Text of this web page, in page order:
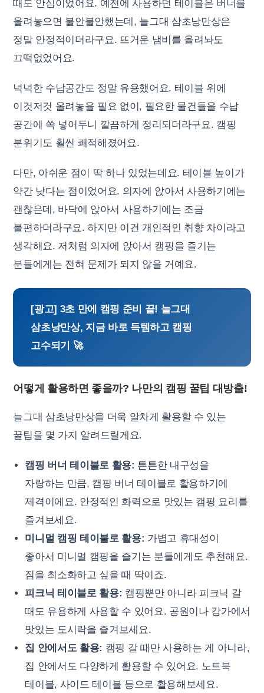
때도 안심이었어요. 예전에 사용하던 테이블은 버너를
올려놓으면 불안불안했는데, 늘그대 삼초낭만상은
정말 안정적이더라구요. 뜨거운 냄비를 올려놔도
끄떡없었어요.
넉넉한 수납공간도 정말 유용했어요. 테이블 위에
이것저것 올려놓을 필요 없이, 필요한 물건들을 수납
공간에 쏙 넣어두니 깔끔하게 정리되더라구요. 캠핑
분위기도 훨씬 쾌적해졌어요.
다만, 아쉬운 점이 딱 하나 있었는데요. 테이블 높이가
약간 낮다는 점이었어요. 의자에 앉아서 사용하기에는
괜찮은데, 바닥에 앉아서 사용하기에는 조금
불편하더라구요. 하지만 이건 개인적인 취향 차이라고
생각해요. 저처럼 의자에 앉아서 캠핑을 즐기는
분들에게는 전혀 문제가 되지 않을 거예요.
[광고] 3초 만에 캠핑 준비 끝! 늘그대
삼초낭만상, 지금 바로 득템하고 캠핑
고수되기 🚀
어떻게 활용하면 좋을까? 나만의 캠핑 꿀팁 대방출!
늘그대 삼초낭만상을 더욱 알차게 활용할 수 있는
꿀팁을 몇 가지 알려드릴게요.
캠핑 버너 테이블로 활용: 튼튼한 내구성을
자랑하는 만큼, 캠핑 버너 테이블로 활용하기에
제격이에요. 안정적인 화력으로 맛있는 캠핑 요리를
즐겨보세요.
미니멀 캠핑 테이블로 활용: 가볍고 휴대성이
좋아서 미니멀 캠핑을 즐기는 분들에게도 추천해요.
짐을 최소화하고 싶을 때 딱이죠.
피크닉 테이블로 활용: 캠핑뿐만 아니라 피크닉 갈
때도 유용하게 사용할 수 있어요. 공원이나 강가에서
맛있는 도시락을 즐겨보세요.
집 안에서도 활용: 캠핑 갈 때만 사용하는 게 아니라,
집 안에서도 다양하게 활용할 수 있어요. 노트북
테이블, 사이드 테이블 등으로 활용해보세요.